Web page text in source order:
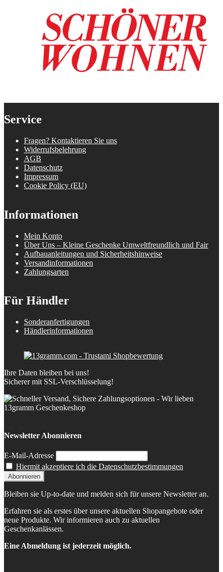
Service
Fragen? Kontaktieren Sie uns
Widerrufsbelehrung
AGB
Datenschutz
Impressum
Cookie Policy (EU)
Informationen
Mein Konto
Über Uns – Kleine Geschenke Umweltfreundlich und Fair
Aufbauanleitungen und Sicherheitshinweise
Versandinformationen
Zahlungsarten
Für Händler
Sonderanfertigungen
Händlerinformationen
Ihre Daten bleiben bei uns!
Sicherer mit SSL-Verschlüsselung!
Newsletter Abonnieren
E-Mail-Adresse
Hiermit akzeptiere ich die Datenschutzbestimmungen
Bleiben sie Up-to-date und melden sich für unsere Newsletter an.
Erfahren sie als erstes über unsere aktuellen Shopangebote oder
neue Produkte. Wir informieren auch zu aktuellen
Geschenkanlässen.
Eine Abmeldung ist jederzeit möglich.